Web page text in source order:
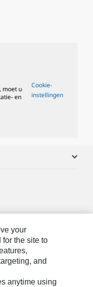
moet u
en
Cookie-
instellingen
your
the site to
and
anytime using